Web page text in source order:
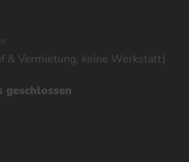
& Vermietung, keine Werkstatt)
geschlossen